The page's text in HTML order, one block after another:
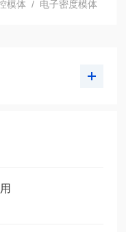
模体 / 电子密度模体